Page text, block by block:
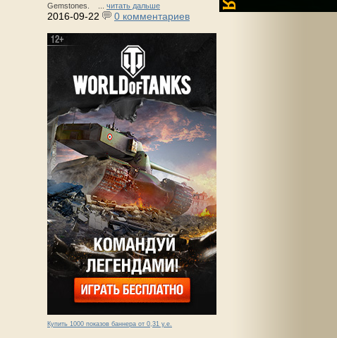
Gemstones. ... читать дальше
2016-09-22 0 комментариев
Купить 1000 показов баннера от 0,31 у.е.